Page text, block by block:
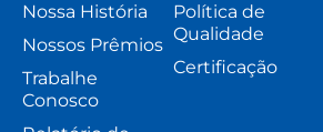
Nossa História
Nossos Prêmios
Trabalhe
Conosco
Política de
Qualidade
Certificação